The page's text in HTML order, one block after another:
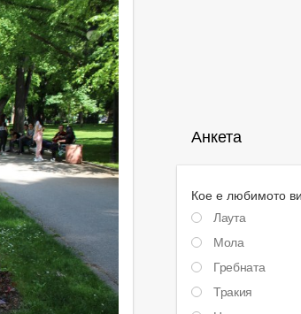
Анкета
Кое е любимото
Лаута
Мола
Гребната
Тракия